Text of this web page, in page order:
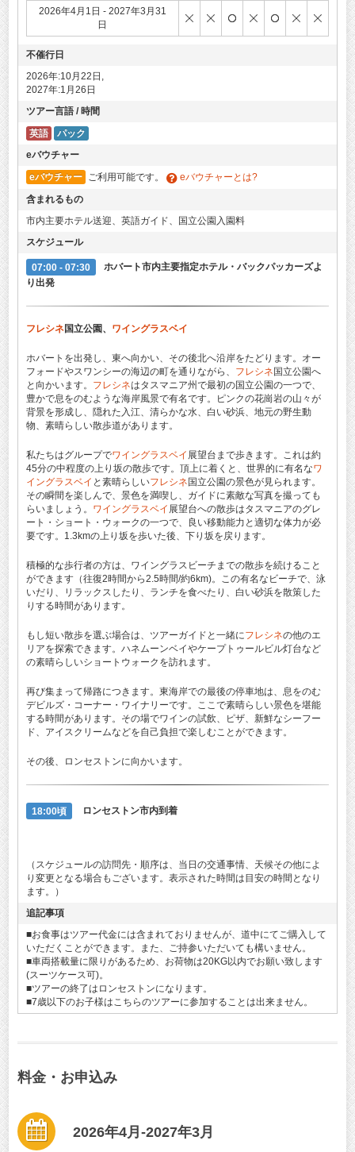
2026年4月1日 - 2027年3月31
日
不催行日
2026年:10月22日,
2027年:1月26日
ツアー言語 / 時間
英語
パック
eバウチャー
eバウチャー ご利用可能です。
eバウチャーとは?
含まれるもの
市内主要ホテル送迎、英語ガイド、国立公園入園料
スケジュール
07:00 - 07:30
ホバート市内主要指定ホテル・バックパッカーズよ
り出発
フレシネ国立公園、 ワイングラスベイ
ホバートを出発し、東へ向かい、その後北へ沿岸をたどります。オー
フォードやスワンシーの海辺の町を通りながら、 フレシネ 国立公園へ
と向かいます。 フレシネはタスマニア州で最初の国立公園の一つで、
豊かで息をのむような海岸風景で有名です。ピンクの花崗岩の山々が
背景を形成し、隠れた入江、清らかな水、白い砂浜、地元の野生動
物、素晴らしい散歩道があります。
私たちはグループでワイングラスベイ 展望台まで歩きます。これは約
45分の中程度の上り坂の散歩です。頂上に着くと、世界的に有名なワ
イングラスベイ と素晴らしいフレシネ 国立公園の景色が見られます。
その瞬間を楽しんで、景色を満喫し、ガイドに素敵な写真を撮っても
らいましょう。 ワイングラスベイ 展望台への散歩はタスマニアのグレ
ート・ショート・ウォークの一つで、良い移動能力と適切な体力が必
要です。1.3kmの上り坂を歩いた後、下り坂を戻ります。
積極的な歩行者の方は、ワイングラスビーチまでの散歩を続けること
ができます（往復2時間から2.5時間/約6km)。この有名なビーチで、泳
いだり、リラックスしたり、ランチを食べたり、白い砂浜を散策した
りする時間があります。
もし短い散歩を選ぶ場合は、ツアーガイドと一緒にフレシネの他のエ
リアを探索できます。ハネムーンベイやケープトゥールビル灯台など
の素晴らしいショートウォークを訪れます。
再び集まって帰路につきます。東海岸での最後の停車地は、息をのむ
デビルズ・コーナー・ワイナリーです。ここで素晴らしい景色を堪能
する時間があります。その場でワインの試飲、ピザ、新鮮なシーフー
ド、アイスクリームなどを自己負担で楽しむことができます。
その後、ロンセストンに向かいます。
18:00頃 ロンセストン市内到着
（スケジュールの訪問先・順序は、当日の交通事情、天候その他によ
り変更となる場合もございます。表示された時間は目安の時間となり
ます。）
追記事項
■お食事はツアー代金には含まれておりませんが、道中にてご購入して
いただくことができます。また、ご持参いただいても構いません。
■車両搭載量に限りがあるため、お荷物は20KG以内でお願い致します
(スーツケース可)。
■ツアーの終了はロンセストンになります。
■7歳以下のお子様はこちらのツアーに参加することは出来ません。
料金・お申込み
2026年4月-2027年3月